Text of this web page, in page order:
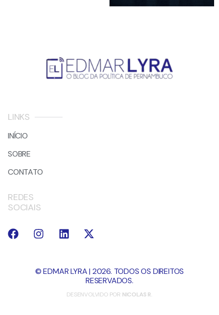
LINKS
INÍCIO
SOBRE
CONTATO
REDES
SOCIAIS
© EDMAR LYRA | 2026. TODOS OS DIREITOS
RESERVADOS.
DESENVOLVIDO POR NICOLAS R.